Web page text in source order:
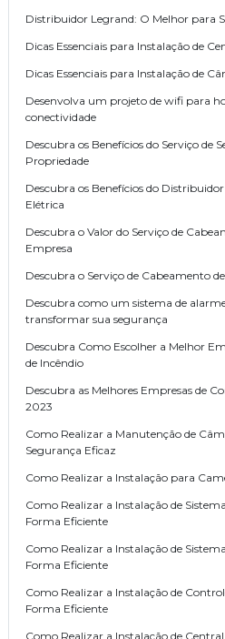
Distribuidor Legrand: O Melhor para
Dicas Essenciais para Instalação de
Dicas Essenciais para Instalação de
Desenvolva um projeto de wifi para
conectividade
Descubra os Benefícios do Serviço de
Propriedade
Descubra os Benefícios do
Elétrica
Descubra o Valor do Serviço de
Empresa
Descubra o Serviço de Cabeamento
Descubra como um sistema de
transformar sua segurança
Descubra Como Escolher a Melhor
de Incêndio
Descubra as Melhores Empresas de
2023
Como Realizar a Manutenção de
Segurança Eficaz
Como Realizar a Instalação para
Como Realizar a Instalação de
Forma Eficiente
Como Realizar a Instalação de
Forma Eficiente
Como Realizar a Instalação de
Forma Eficiente
Como Realizar a Instalação de